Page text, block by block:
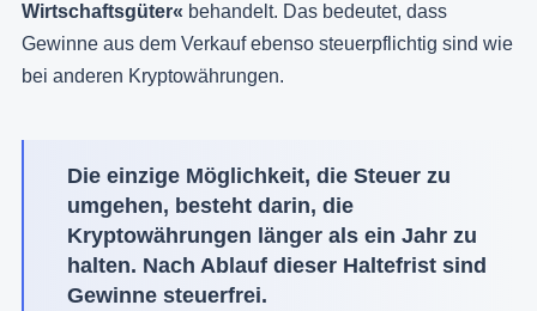
Wirtschaftsgüter« behandelt. Das bedeutet, dass
Gewinne aus dem Verkauf ebenso steuerpflichtig sind wie
bei anderen Kryptowährungen.
Die einzige Möglichkeit, die Steuer zu
umgehen, besteht darin, die
Kryptowährungen länger als ein Jahr zu
halten. Nach Ablauf dieser Haltefrist sind
Gewinne steuerfrei.